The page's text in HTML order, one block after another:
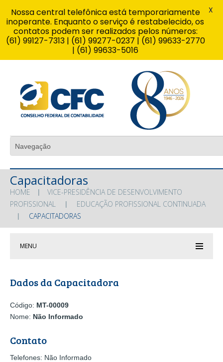
Capacitadoras
HOME
VICE-PRESIDÊNCIA DE DESENVOLVIMENTO
PROFISSIONAL
EDUCAÇÃO PROFISSIONAL CONTINUADA
CAPACITADORAS
MENU
Dados da Capacitadora
Código: MT-00009
Nome: Não Informado
Contato
Telefones: Não Informado
Nossa central telefônica está temporariamente
inoperante. Enquanto o serviço é restabelecido, os
contatos podem ser realizados pelos números:
(61) 99127-7313 | (61) 99277-0237 | (61) 99633-2770
| (61) 99633-5016
X